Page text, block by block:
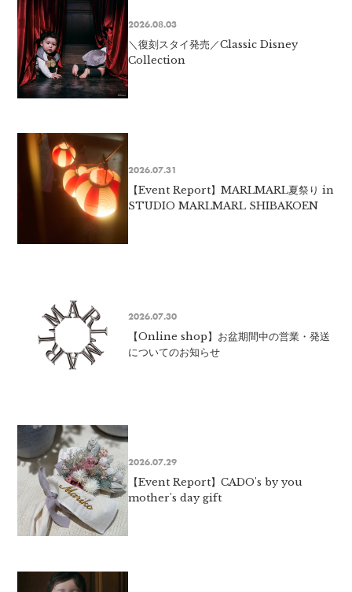
2026.08.03
＼復刻スタイ発売／Classic Disney
Collection
2026.07.31
【Event Report】MARLMARL夏祭り in
STUDIO MARLMARL SHIBAKOEN
2026.07.30
【Online shop】お盆期間中の営業・発送
についてのお知らせ
2026.07.29
【Event Report】CADO's by you
mother's day gift